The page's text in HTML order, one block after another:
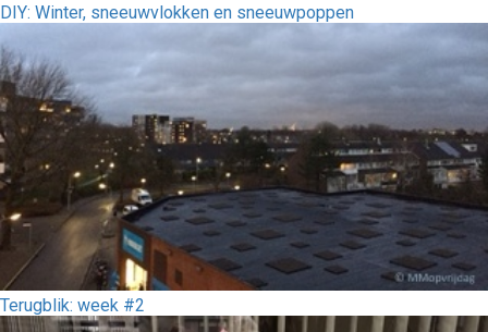
DIY: Winter, sneeuwvlokken en sneeuwpoppen
Terugblik: week #2